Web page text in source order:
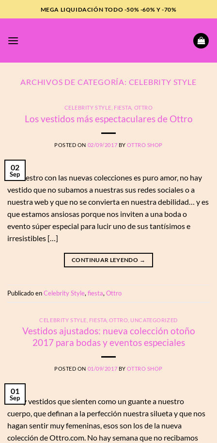
al
MEGA LIQUIDACIÓN TODO -50% -60% Y -70%
ARCHIVOS DE CATEGORÍA: CELEBRITY STYLE
CELEBRITY STYLE FIESTA OTTRO
Los vestidos más espectaculares de Ottro
POSTED ON 02/09/2017 BYOTTRO SHOP
02
Sep
Lo nuestro con las nuevas colecciones es puro amor, no hay
vestido que no subamos a nuestras sus redes sociales o a
nuestra web y que no se convierta en nuestra debilidad… y es
que estamos ansiosas porque nos inviten a una boda o
evento súper especial para lucir uno de sus tantísimos e
irresistibles […]
CONTINUAR LEYENDO →
Publicado enCelebrity Style, fiesta, Ottro
CELEBRITY STYLE FIESTA ,OTTRO UNCATEGORIZED
Vestidos ajustados: nueva colección otoño
2017 para bodas y eventos especiales
POSTED ON 01/09/2017 BYOTTRO SHOP
01
Sep
Si hay vestidos que sienten como un guante a nuestro
cuerpo, que definan a la perfección nuestra silueta y que nos
hagan sentir muy femeninas, esos son los de la nueva
colección de Ottro.com. No hay semana que no recibamos